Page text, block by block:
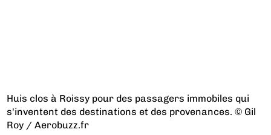
Huis clos à Roissy pour des passagers immobiles qui
s'inventent des destinations et des provenances. © Gil
Roy / Aerobuzz.fr